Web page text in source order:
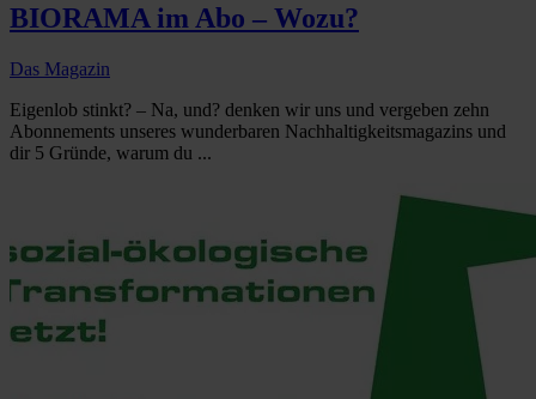
BIORAMA im Abo – Wozu?
Das Magazin
Eigenlob stinkt? – Na, und? denken wir uns und vergeben zehn
Abonnements unseres wunderbaren Nachhaltigkeitsmagazins und
dir 5 Gründe, warum du ...